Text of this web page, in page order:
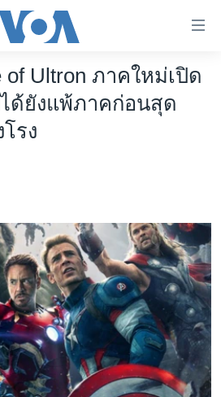
of Ultron ภาคใหม่เปิด
ด้ยังแพ้ภาคก่อนสุด
รง